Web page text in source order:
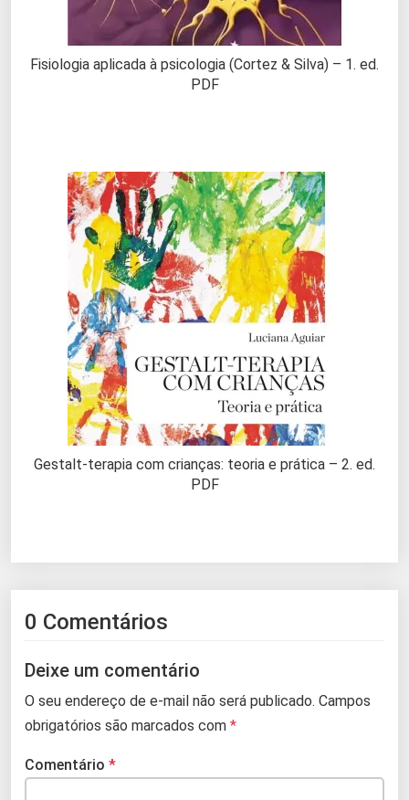
Fisiologia aplicada à psicologia (Cortez & Silva) – 1. ed.
PDF
Gestalt-terapia com crianças: teoria e prática – 2. ed.
PDF
0 Comentários
Deixe um comentário
O seu endereço de e-mail não será publicado. Campos
obrigatórios são marcados com *
Comentário *